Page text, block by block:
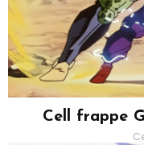
Cell frappe